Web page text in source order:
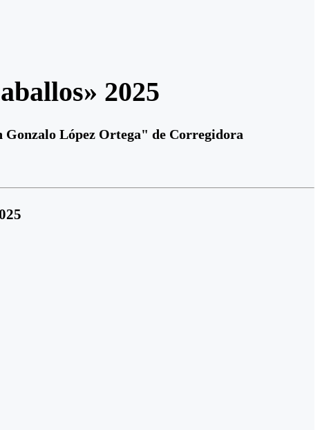
2025
Gonzalo López Ortega" de Corregidora